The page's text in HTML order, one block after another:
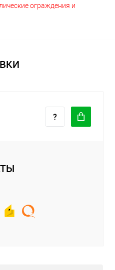
ограждения и